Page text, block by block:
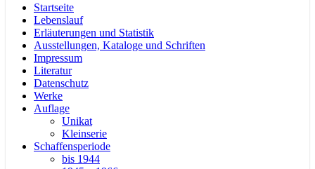
Startseite
Lebenslauf
Erläuterungen und Statistik
Ausstellungen, Kataloge und Schriften
Impressum
Literatur
Datenschutz
Werke
Auflage
Unikat
Kleinserie
Schaffensperiode
bis 1944